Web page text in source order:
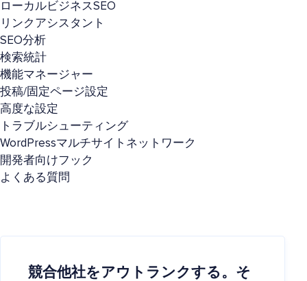
ローカルビジネスSEO
リンクアシスタント
SEO分析
検索統計
機能マネージャー
投稿/固定ページ設定
高度な設定
トラブルシューティング
WordPressマルチサイトネットワーク
開発者向けフック
よくある質問
競合他社をアウトランクする。そ